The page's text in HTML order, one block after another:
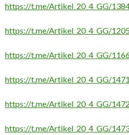
https://t.me/Artikel_20_4_GG/
https://t.me/Artikel_20_4_GG/
https://t.me/Artikel_20_4_GG/
https://t.me/Artikel_20_4_GG/1471
https://t.me/Artikel_20_4_GG/1472
https://t.me/Artikel_20_4_GG/